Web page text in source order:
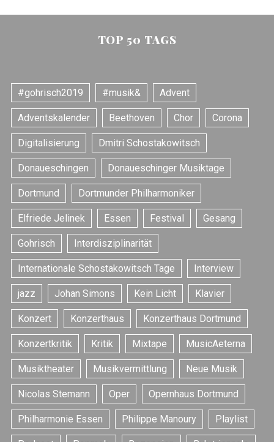
TOP 50 TAGS
#gohrisch2019 #musik& Advent
Adventskalender Beethoven Chor Corona
Digitalisierung Dmitri Schostakowitsch
Donaueschingen Donaueschinger Musiktage
Dortmund Dortmunder Philharmoniker
Elfriede Jelinek Essen Festival Gesang
Gohrisch Interdisziplinarität
Internationale Schostakowitsch Tage Interview
jazz Johan Simons Kein Licht Klavier
Konzert Konzerthaus Konzerthaus Dortmund
Konzertkritik Kritik Mixtape MusicAeterna
Musiktheater Musikvermittlung Neue Musik
Nicolas Stemann Oper Opernhaus Dortmund
Philharmonie Essen Philippe Manoury Playlist
S
e
a
r
c
f
o
r
: